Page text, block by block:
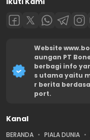
Website
aungan PT
berbagi info
s utama yaitu
r berita
port.
Kanal
BERANDA PIALA DUNIA